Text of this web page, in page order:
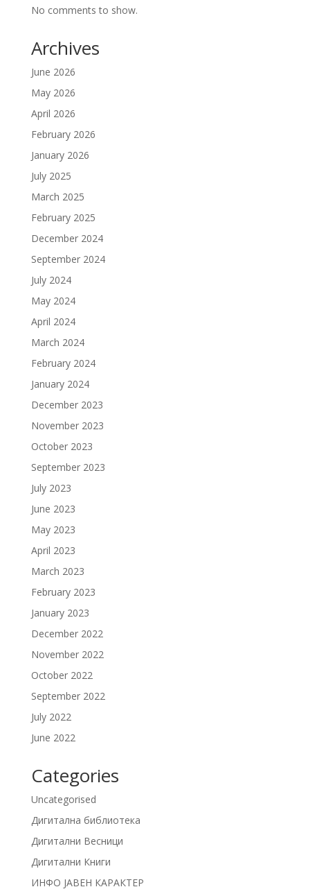
No comments to show.
Archives
June 2026
May 2026
April 2026
February 2026
January 2026
July 2025
March 2025
February 2025
December 2024
September 2024
July 2024
May 2024
April 2024
March 2024
February 2024
January 2024
December 2023
November 2023
October 2023
September 2023
July 2023
June 2023
May 2023
April 2023
March 2023
February 2023
January 2023
December 2022
November 2022
October 2022
September 2022
July 2022
June 2022
Categories
Uncategorised
Дигитална библиотека
Дигитални Весници
Дигитални Книги
ИНФО ЈАВЕН КАРАКТЕР